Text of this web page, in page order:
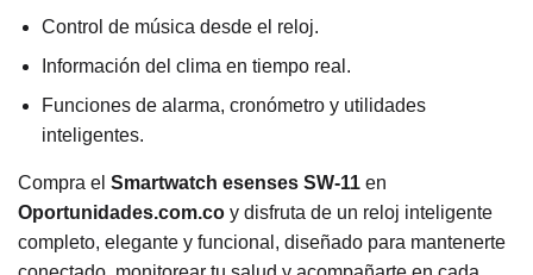
Control de música desde el reloj.
Información del clima en tiempo real.
Funciones de alarma, cronómetro y utilidades
inteligentes.
Compra el Smartwatch esenses SW-11 en
Oportunidades.com.co y disfruta de un reloj inteligente
completo, elegante y funcional, diseñado para mantenerte